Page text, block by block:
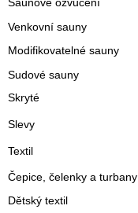
Saunové ozvučení
Venkovní sauny
Modifikovatelné sauny
Sudové sauny
Skryté
Slevy
Textil
Čepice, čelenky a turbany
Dětský textil